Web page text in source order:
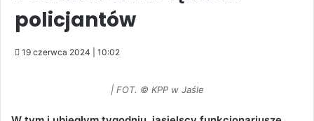
policjantów
19 czerwca 2024 | 10:02
| FOT. © KPP w Jaśle